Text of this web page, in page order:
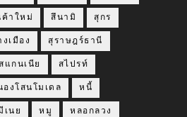
าใหม่ สึนามิ สุกร
เมือง สุราษฎร์ธานี
แกนเนีย สไปรท์
องโสนโมเดล หนี้
เนย หมู หลอกลวง